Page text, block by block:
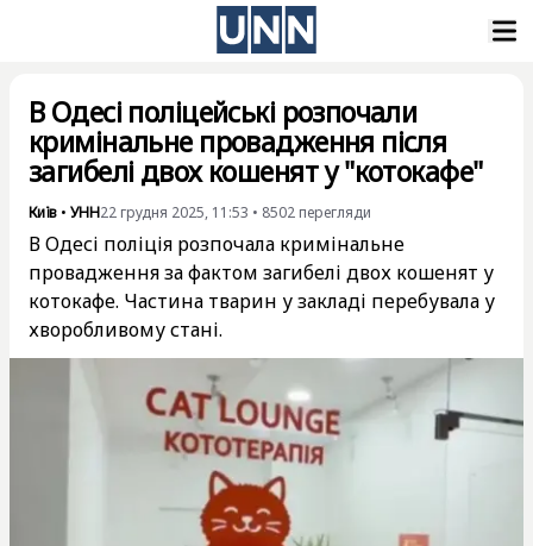
В Одесі поліцейські розпочали
кримінальне провадження після
загибелі двох кошенят у "котокафе"
Київ • УНН22 грудня 2025, 11:53 • 8502 перегляди
В Одесі поліція розпочала кримінальне
провадження за фактом загибелі двох кошенят у
котокафе. Частина тварин у закладі перебувала у
хворобливому стані.